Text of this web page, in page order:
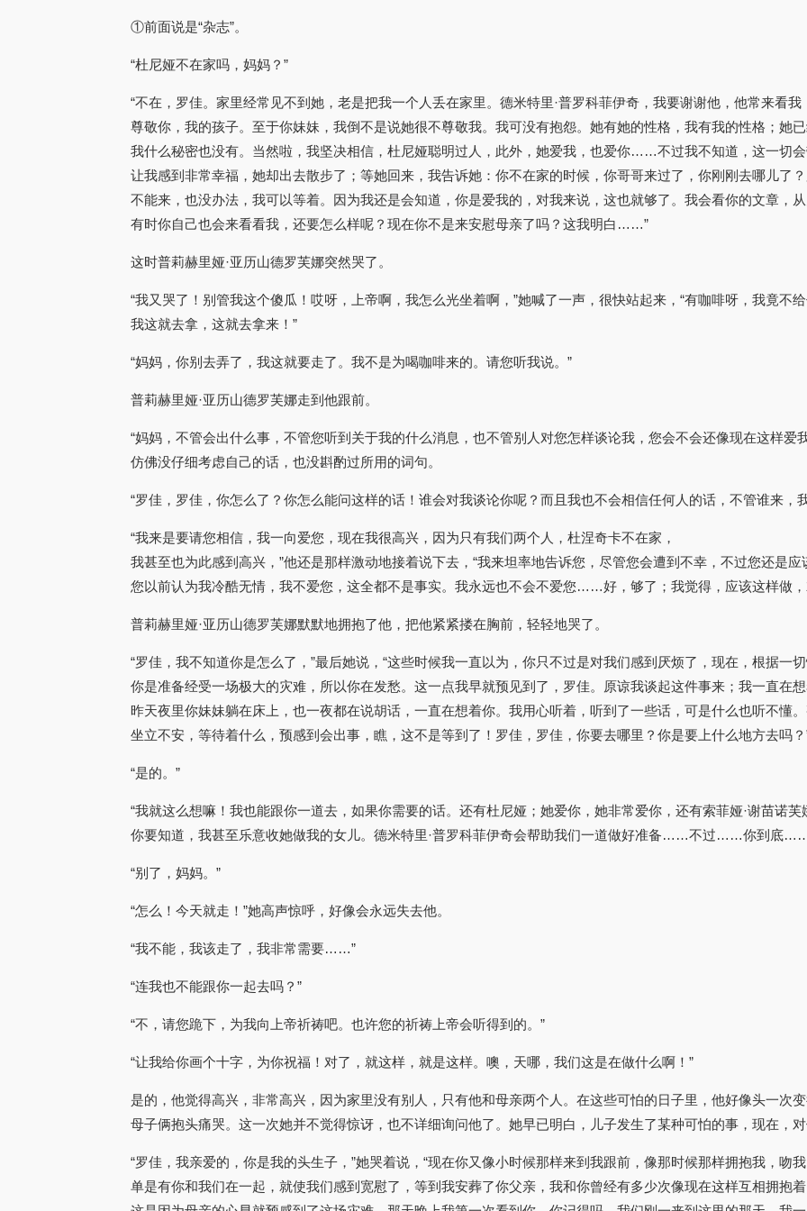
①前面说是“杂志”。
“杜尼娅不在家吗，妈妈？”
“不在，罗佳。家里经常见不到她，老是把我一个人丢在家里。德米特里·普罗科菲伊奇，我要谢谢他，他常来看
尊敬你，我的孩子。至于你妹妹，我倒不是说她很不尊敬我。我可没有抱怨。她有她的性格，我有我的性格；她
我什么秘密也没有。当然啦，我坚决相信，杜尼娅聪明过人，此外，她爱我，也爱你……不过我不知道，这一切
让我感到非常幸福，她却出去散步了；等她回来，我告诉她：你不在家的时候，你哥哥来过了，你刚刚去哪儿了
不能来，也没办法，我可以等着。因为我还是会知道，你是爱我的，对我来说，这也就够了。我会看你的文章，
有时你自己也会来看看我，还要怎么样呢？现在你不是来安慰母亲了吗？这我明白……”
这时普莉赫里娅·亚历山德罗芙娜突然哭了。
“我又哭了！别管我这个傻瓜！哎呀，上帝啊，我怎么光坐着啊，”她喊了一声，很快站起来，“有咖啡呀，我竟不
我这就去拿，这就去拿来！”
“妈妈，你别去弄了，我这就要走了。我不是为喝咖啡来的。请您听我说。”
普莉赫里娅·亚历山德罗芙娜走到他跟前。
“妈妈，不管会出什么事，不管您听到关于我的什么消息，也不管别人对您怎样谈论我，您会不会还像现在这样爱
仿佛没仔细考虑自己的话，也没斟酌过所用的词句。
“罗佳，罗佳，你怎么了？你怎么能问这样的话！谁会对我谈论你呢？而且我也不会相信任何人的话，不管谁来，
“我来是要请您相信，我一向爱您，现在我很高兴，因为只有我们两个人，杜涅奇卡不在家，
我甚至也为此感到高兴，”他还是那样激动地接着说下去，“我来坦率地告诉您，尽管您会遭到不幸，不过您还是
您以前认为我冷酷无情，我不爱您，这全都不是事实。我永远也不会不爱您……好，够了；我觉得，应该这样做
普莉赫里娅·亚历山德罗芙娜默默地拥抱了他，把他紧紧搂在胸前，轻轻地哭了。
“罗佳，我不知道你是怎么了，”最后她说，“这些时候我一直以为，你只不过是对我们感到厌烦了，现在，根据一
你是准备经受一场极大的灾难，所以你在发愁。这一点我早就预见到了，罗佳。原谅我谈起这件事来；我一直在
昨天夜里你妹妹躺在床上，也一夜都在说胡话，一直在想着你。我用心听着，听到了一些话，可是什么也听不懂
坐立不安，等待着什么，预感到会出事，瞧，这不是等到了！罗佳，罗佳，你要去哪里？你是要上什么地方去吗？
“是的。”
“我就这么想嘛！我也能跟你一道去，如果你需要的话。还有杜尼娅；她爱你，她非常爱你，还有索菲娅·谢苗诺
你要知道，我甚至乐意收她做我的女儿。德米特里·普罗科菲伊奇会帮助我们一道做好准备……不过……你到底
“别了，妈妈。”
“怎么！今天就走！”她高声惊呼，好像会永远失去他。
“我不能，我该走了，我非常需要……”
“连我也不能跟你一起去吗？”
“不，请您跪下，为我向上帝祈祷吧。也许您的祈祷上帝会听得到的。”
“让我给你画个十字，为你祝福！对了，就这样，就是这样。噢，天哪，我们这是在做什么啊！”
是的，他觉得高兴，非常高兴，因为家里没有别人，只有他和母亲两个人。在这些可怕的日子里，他好像头一次
母子俩抱头痛哭。这一次她并不觉得惊讶，也不详细询问他了。她早已明白，儿子发生了某种可怕的事，现在，
“罗佳，我亲爱的，你是我的头生子，”她哭着说，“现在你又像小时候那样来到我跟前，像那时候那样拥抱我，吻
单是有你和我们在一起，就使我们感到宽慰了，等到我安葬了你父亲，我和你曾经有多少次像现在这样互相拥抱